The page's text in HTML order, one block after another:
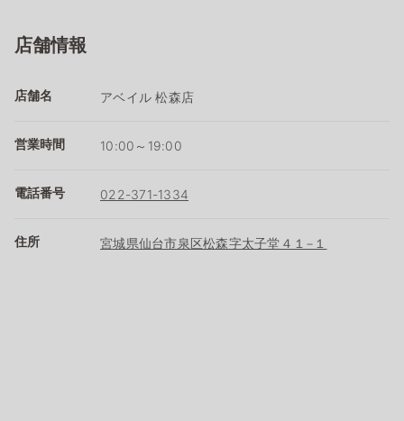
店舗情報
店舗名 アベイル 松森店
営業時間 10:00～19:00
電話番号 022-371-1334
住所 宮城県仙台市泉区松森字太子堂４１−１